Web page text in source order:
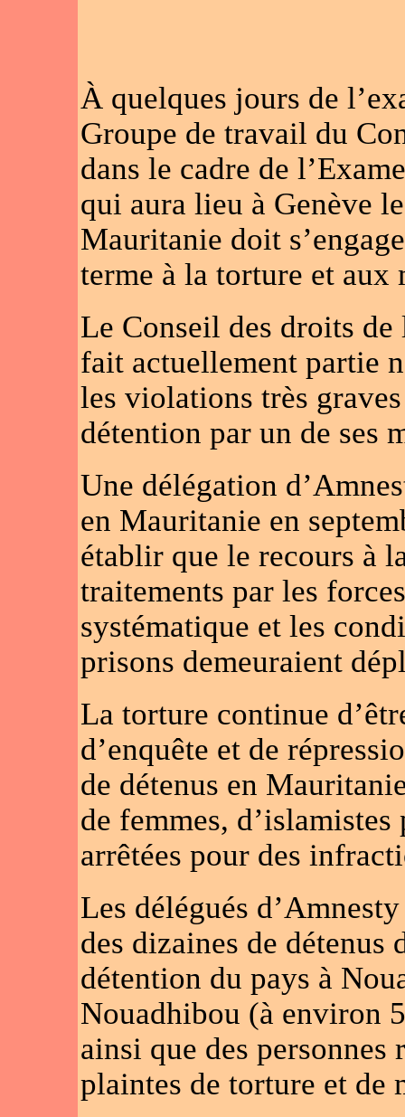
À quelques jours de
Groupe de travail du
dans le cadre de
qui aura lieu à Genève
Mauritanie doit
terme à la torture et aux
Le Conseil des droits
fait actuellement partie
les violations très
détention par un de ses
Une délégation
en Mauritanie en
établir que le recours à
traitements par les
systématique et les
prisons demeuraient
La torture continue
d’enquête et de
de détenus en
de femmes, d’islamistes
arrêtées pour des
Les délégués
des dizaines de détenus
détention du pays à
Nouadhibou (à environ
ainsi que des personnes
plaintes de torture et de